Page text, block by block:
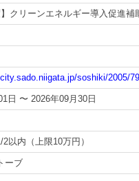
】クリーンエネルギー導入促進補
soshiki/2005/
日 〜 2026年09月30日
以内（上限10万円）
ーブ